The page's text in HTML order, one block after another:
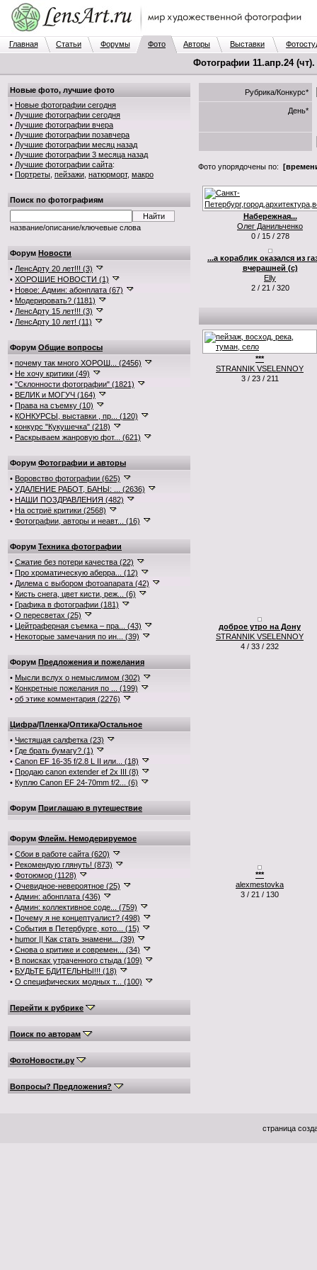
Главная Статьи Форумы Фото Авторы Выставки
Фотографии 11.апр.24
Новые фото, лучшие фото
• Новые фотографии сегодня
• Лучшие фотографии сегодня
• Лучшие фотографии вчера
• Лучшие фотографии позавчера
• Лучшие фотографии месяц назад
• Лучшие фотографии 3 месяца назад
• Лучшие фотографии сайта:
• Портреты пейзажи натюрморт, макро
Поиск по фотографиям
название/описание/ключевые слова
Форум Новости
• ЛенсАрту 20 лет!!! (3)
• ХОРОШИЕ НОВОСТИ (1)
• Новое: Админ: абонплата (67)
• Модерировать? (1181)
• ЛенсАрту 15 лет!!! (3)
• ЛенсАрту 10 лет! (11)
Форум Общие вопросы
• почему так много ХОРОШ... (2456)
• Не хочу критики (49)
• "Склонности фотографии" (1821)
• ВЕЛИК и МОГУЧ (164)
• Права на съемку (10)
• КОНКУРСЫ, выставки , пр... (120)
• конкурс "Кукушечка" (218)
• Раскрываем жанровую фот... (621)
Форум Фотографии и авторы
• Воровство фотографии (625)
• УДАЛЕНИЕ РАБОТ, БАНЫ: ... (2636)
• НАШИ ПОЗДРАВЛЕНИЯ (482)
• На остриё критики (2568)
• Фотографии, авторы и неавт... (16)
Форум Техника фотографии
• Сжатие без потери качества (22)
• Про хроматическую аберра... (12)
• Дилема с выбором фотоапарата (42)
• Кисть снега, цвет кисти, реж... (6)
• Графика в фотографии (181)
• О пересветах (25)
• Цейтраферная съемка – пра... (43)
• Некоторые замечания по ин... (39)
Форум Предложения и пожелания
• Мысли вслух о немыслимом (302)
• Конкретные пожелания по ... (199)
• об этике комментария (2276)
Цифра/Пленка/Оптика/Остальное
• Чистящая салфетка (23)
• Где брать бумагу? (1)
• Canon EF 16-35 f/2.8 L II или... (18)
• Продаю canon extender ef 2x III (8)
• Куплю Canon EF 24-70mm f/2... (6)
Форум Приглашаю в путешествие
Форум Флейм. Немодерируемое
• Сбои в работе сайта (620)
• Рекомендую глянуть! (873)
• Фотоюмор (1128)
• Очевидное-невероятное (25)
• Админ: абонплата (436)
• Админ: коллективное соде... (759)
• Почему я не концептуалист? (498)
• События в Петербурге, кото... (15)
• humor || Как стать знамени... (39)
• Снова о критике и современ... (34)
• В поисках утраченного стыда (109)
• БУДЬТЕ БДИТЕЛЬНЫ!!! (18)
• О специфических модных т... (100)
Перейти к рубрике
Поиск по авторам
ФотоНовости.ру
Вопросы? Предложения?
Рубрика/Конкурс*
День*
Фото упорядочены по:
Набережная...
Олег Данильченко
0 / 15 / 278
...а кораблик оказался из
вчерашней (с)
Elly
2 / 21 / 320
***
STRANNIK VSELENNOY
3 / 23 / 211
доброе утро на Дону
STRANNIK VSELENNOY
4 / 33 / 232
***
alexmestovka
3 / 21 / 130
страница